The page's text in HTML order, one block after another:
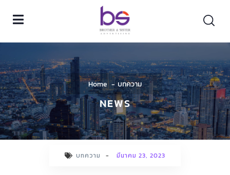
Home บทความ
NEWS
บทความ - มีนาคม 23, 2023